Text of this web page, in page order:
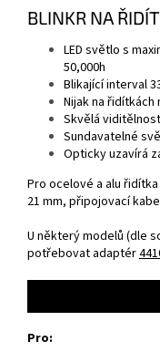
BLINKR NA
LED světlo s
50,000h
Blikající interval
Nijak na řidítkách
Skvělá viditělnost
Sundavatelné
Opticky uzavírá
Pro ocelové a alu
21 mm, připojovací
U některý modelů (dle
potřebovat adaptér
Pro: